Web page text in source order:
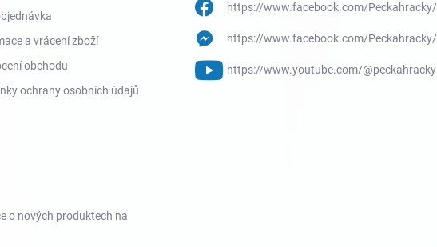
a vrácení zboží
obchodu
ochrany osobních údajů
https://www.facebook.com/Peckahracky/
https://www.facebook.com/Peckahracky/
https://www.youtube.com/@peckahracky
o nových produktech na